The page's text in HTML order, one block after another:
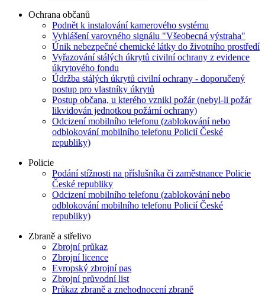
Ochrana občanů
Podnět k instalování kamerového systému
Vyhlášení varovného signálu "Všeobecná výstraha"
Únik nebezpečné chemické látky do životního prostředí
Vyřazování stálých úkrytů civilní ochrany z evidence
úkrytového fondu
Údržba stálých úkrytů civilní ochrany - doporučený
postup pro vlastníky úkrytů
Postup občana, u kterého vznikl požár (nebyl-li požár
likvidován jednotkou požární ochrany)
Odcizení mobilního telefonu (zablokování nebo
odblokování mobilního telefonu Policií České
republiky)
Policie
Podání stížnosti na příslušníka či zaměstnance Policie
České republiky
Odcizení mobilního telefonu (zablokování nebo
odblokování mobilního telefonu Policií České
republiky)
Zbraně a střelivo
Zbrojní průkaz
Zbrojní licence
Evropský zbrojní pas
Zbrojní průvodní list
Průkaz zbraně a znehodnocení zbraně